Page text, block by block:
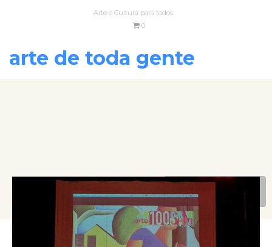
Arte e Cultura para todos
0
arte de toda gente
VOLTAR